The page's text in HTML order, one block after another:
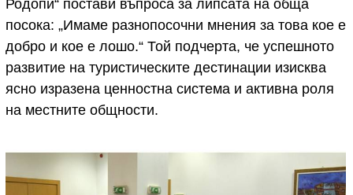
Родопи“ постави въпроса за липсата на обща
посока: „Имаме разнопосочни мнения за това кое е
добро и кое е лошо.“ Той подчерта, че успешното
развитие на туристическите дестинации изисква
ясно изразена ценностна система и активна роля
на местните общности.